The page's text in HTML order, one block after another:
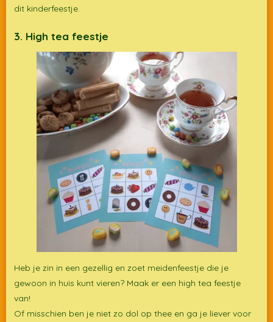
dit kinderfeestje.
3. High tea feestje
Heb je zin in een gezellig en zoet meidenfeestje die je
gewoon in huis kunt vieren? Maak er een high tea feestje
van!
Of misschien ben je niet zo dol op thee en ga je liever voor